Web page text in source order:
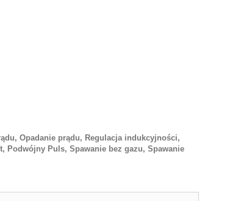
Opadanie prądu, Regulacja indukcyjności,
Podwójny Puls, Spawanie bez gazu, Spawanie